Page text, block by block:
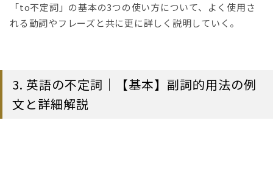
「to不定詞」の基本の3つの使い方について、よく使用さ
れる動詞やフレーズと共に更に詳しく説明していく。
3. 英語の不定詞｜【基本】副詞的用法の例
文と詳細解説